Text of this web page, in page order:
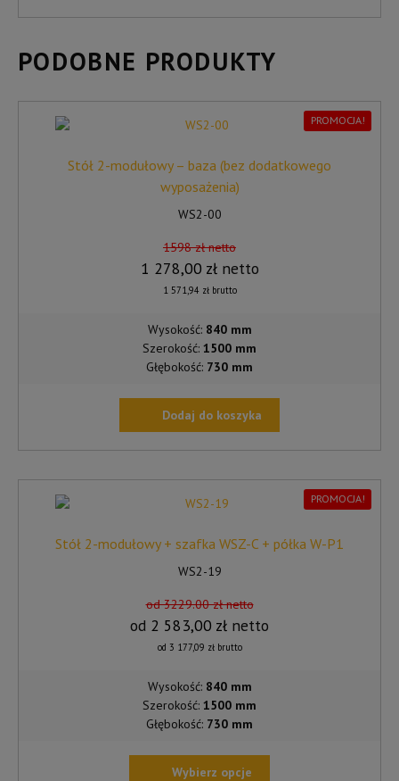
PODOBNE PRODUKTY
Stół 2-modułowy – baza (bez dodatkowego
wyposażenia)
WS2-00
PROMOCJA!
1598 zł netto
1 278,00 złnetto
1 571,94 złbrutto
Wysokość: 840 mm
Szerokość: 1500 mm
Głębokość: 730 mm
Dodaj do koszyka
Stół 2-modułowy + szafka WSZ-C + półka W-P1
WS2-19
PROMOCJA!
od 3229.00 zł netto
od 2 583,00 zł netto
od 3 177,09 złbrutto
Wysokość: 840 mm
Szerokość: 1500 mm
Głębokość: 730 mm
Wybierz opcje